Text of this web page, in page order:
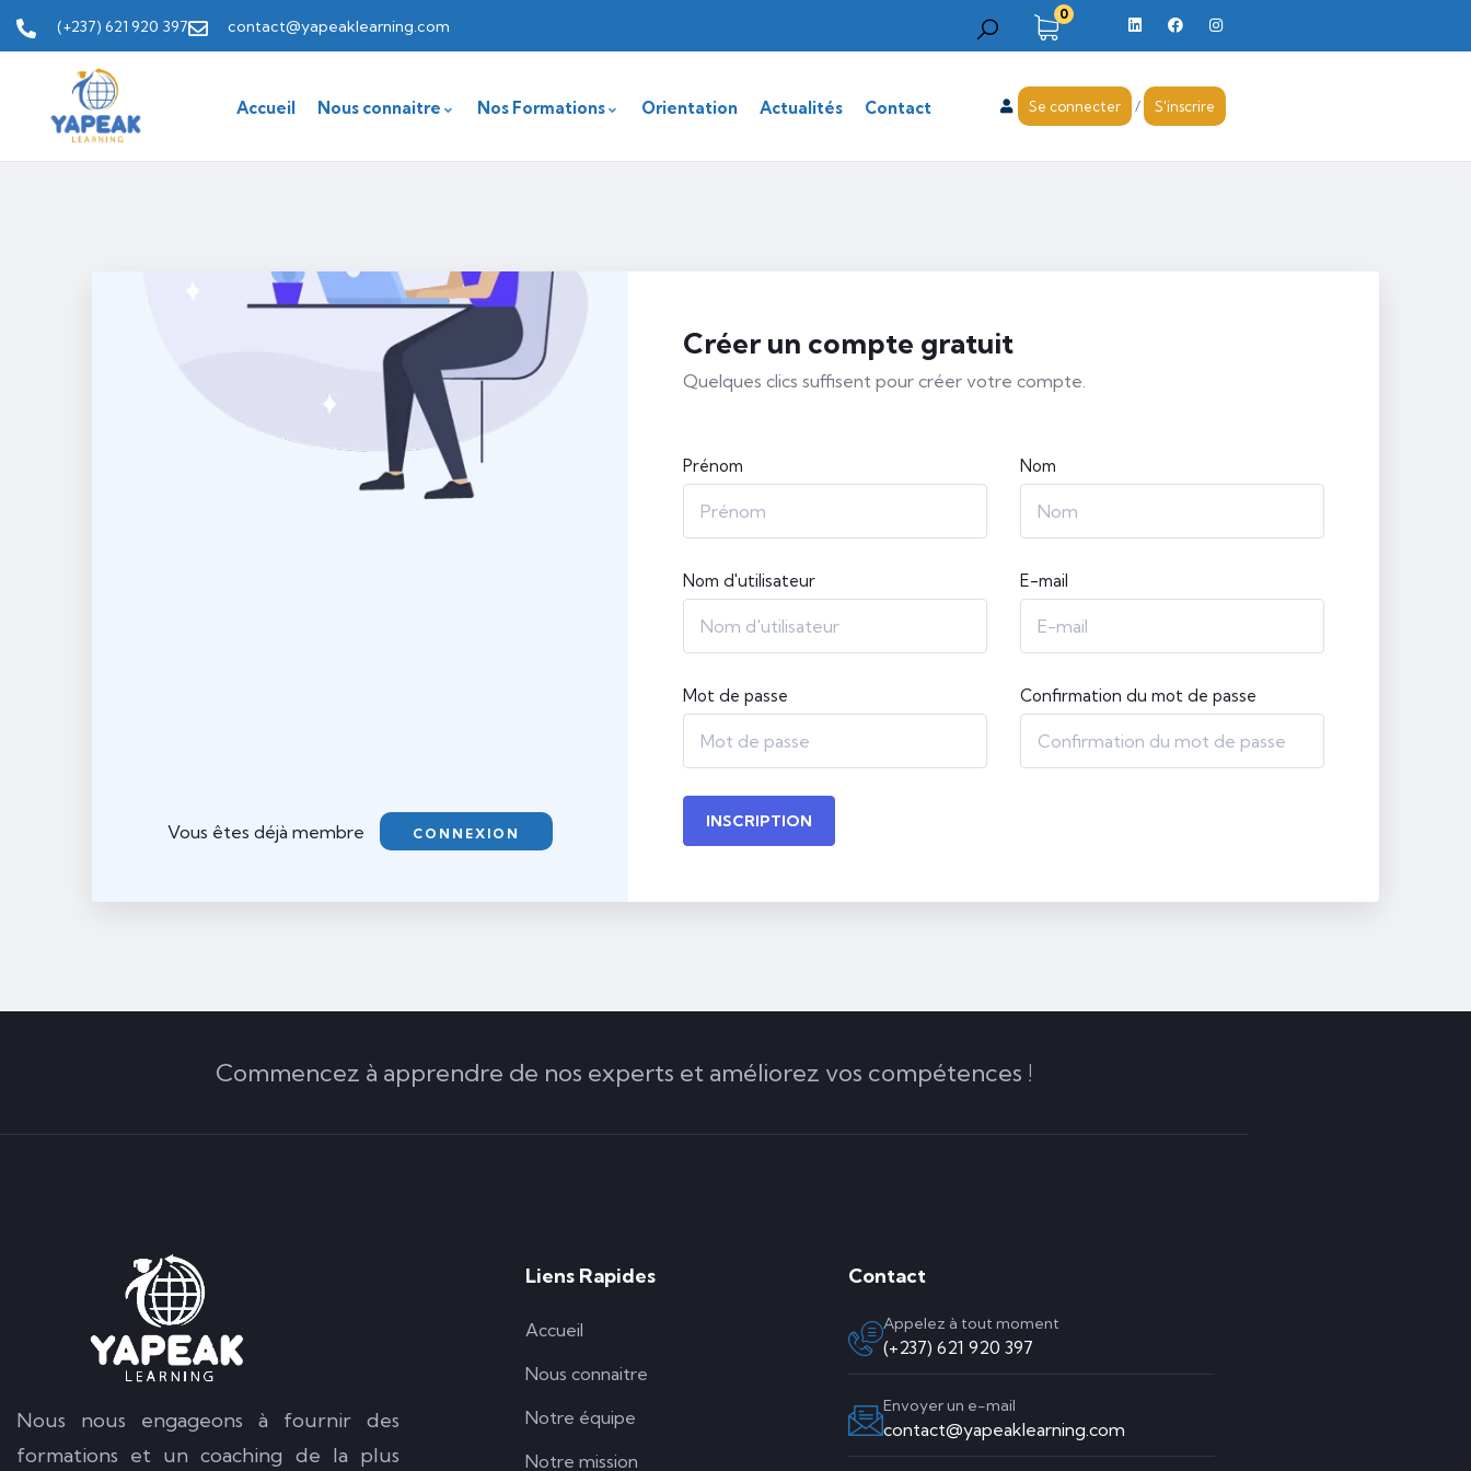
(+237) 621 920 397 contact@yapeaklearning.com
0
Accueil Nous connaitre Nos Formations Orientation Actualités Contact Se connecter / S'inscrire
Vous êtes déjà membre CONNEXION
Créer un compte gratuit
Quelques clics suffisent pour créer votre compte.
Prénom Nom
Nom d'utilisateur E-mail
Mot de passe Confirmation du mot de passe
INSCRIPTION
Commencez à apprendre de nos experts et améliorez vos compétences !
Nous nous engageons à fournir des
formations et un coaching de la plus
Liens Rapides
Accueil
Nous connaitre
Notre équipe
Notre mission
Contact
Appelez à tout moment
(+237) 621 920 397
Envoyer un e-mail
contact@yapeaklearning.com